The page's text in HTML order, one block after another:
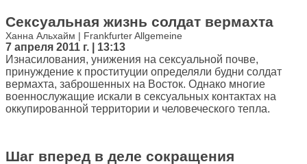
Сексуальная жизнь солдат вермахта
Ханна Альхайм | Frankfurter Allgemeine
7 апреля 2011 г. | 13:13
Изнасилования, унижения на сексуальной почве,
принуждение к проституции определяли будни солдат
вермахта, заброшенных на Восток. Однако многие
военнослужащие искали в сексуальных контактах на
оккупированной территории и человеческого тепла.
Шаг вперед в деле сокращения